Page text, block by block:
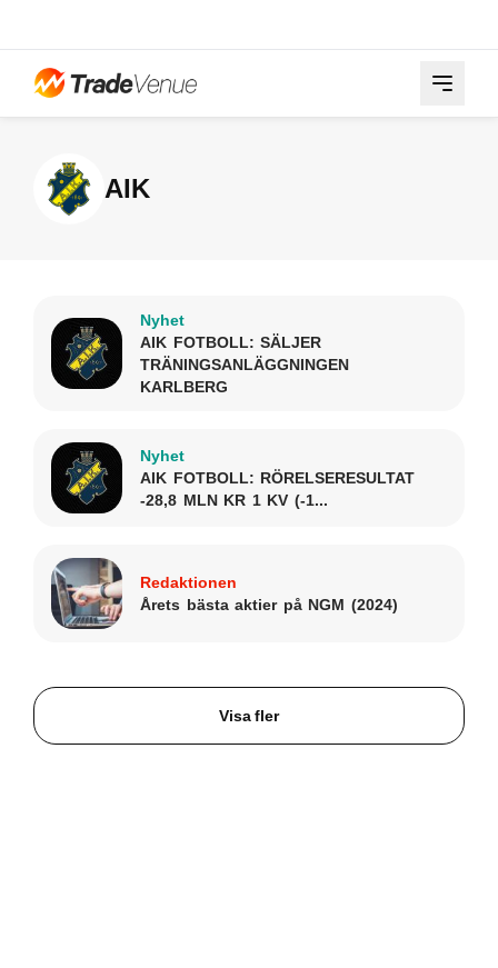
AIK
Nyhet
AIK FOTBOLL: SÄLJER
TRÄNINGSANLÄGGNINGEN
KARLBERG
Nyhet
AIK FOTBOLL: RÖRELSERESULTAT
-28,8 MLN KR 1 KV (-1...
Redaktionen
Årets bästa aktier på NGM (2024)
Visa fler